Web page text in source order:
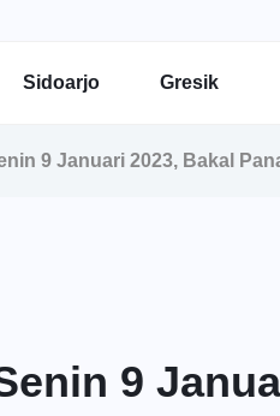
Sidoarjo Gresik
9 Januari 2023, Bakal
9